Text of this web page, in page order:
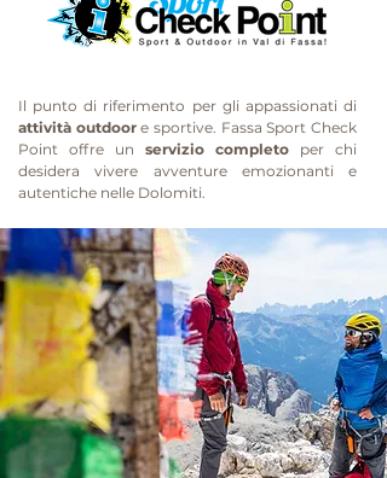
Il punto di riferimento per gli appassionati di
attività outdoore sportive. Fassa Sport Check
Point offre un servizio completo per chi
desidera vivere avventure emozionanti e
autentiche nelle Dolomiti.